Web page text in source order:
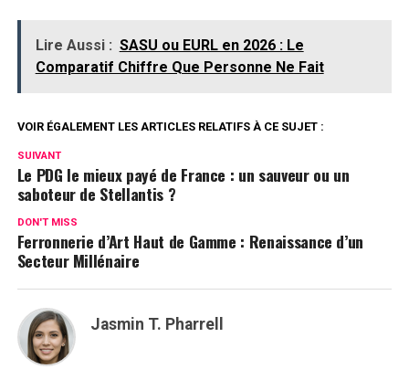
Lire Aussi : SASU ou EURL en 2026 : Le
Comparatif Chiffre Que Personne Ne Fait
VOIR ÉGALEMENT LES ARTICLES RELATIFS À CE SUJET :
SUIVANT
Le PDG le mieux payé de France : un sauveur ou un
saboteur de Stellantis ?
DON'T MISS
Ferronnerie d’Art Haut de Gamme : Renaissance d’un
Secteur Millénaire
Jasmin T. Pharrell